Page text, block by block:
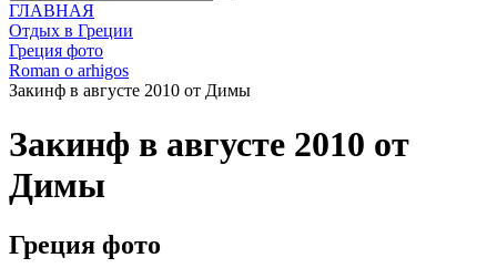
ГЛАВНАЯ
Отдых в Греции
Греция фото
Roman o arhigos
Закинф в августе 2010 от Димы
Закинф в августе 2010 от
Димы
Греция фото